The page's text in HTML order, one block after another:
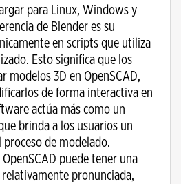
para Linux, Windows y
de Blender es su
en scripts que utiliza
Esto significa que los
modelos 3D en OpenSCAD,
de forma interactiva en
actúa más como un
brinda a los usuarios un
de modelado.
puede tener una
pronunciada,